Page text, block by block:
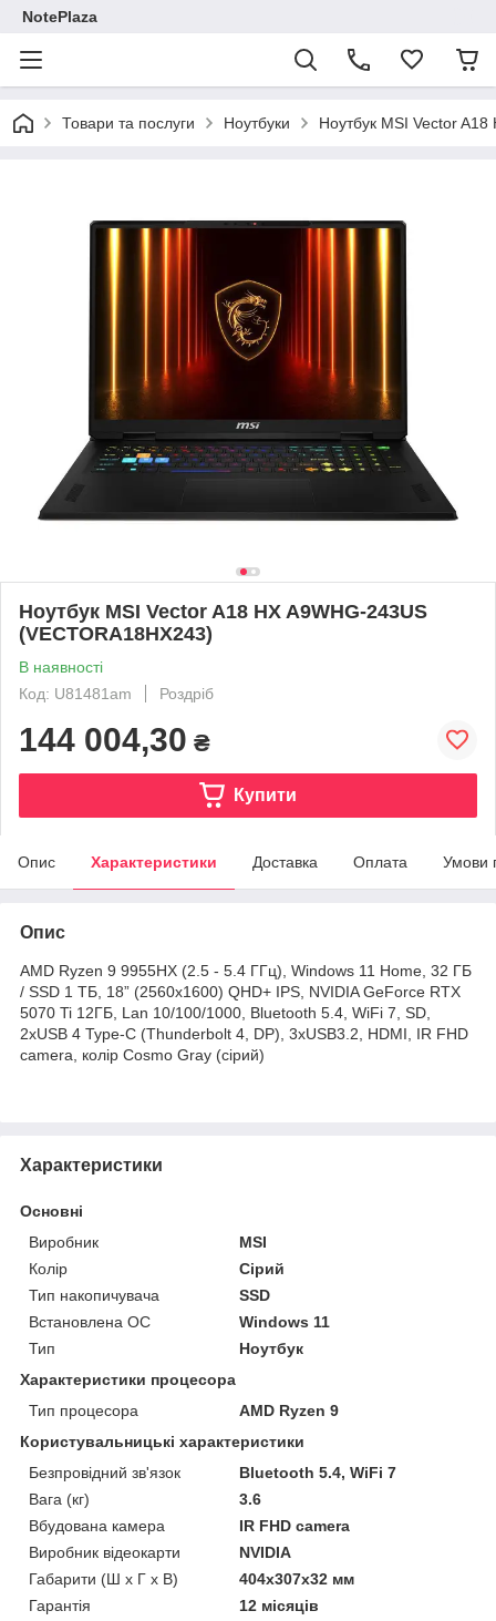
NotePlaza
Товари та послуги Ноутбуки Ноутбук MSI Vector
Ноутбук MSI Vector A18 HX A9WHG-243US
(VECTORA18HX243)
В наявності
Код: U81481am
Роздріб
144 004,30 ₴
Купити
Опис Характеристики Доставка Оплата Умови
Опис
AMD Ryzen 9 9955HX (2.5 - 5.4 ГГц), Windows 11 Home, 32 ГБ
/ SSD 1 ТБ, 18” (2560x1600) QHD+ IPS, NVIDIA GeForce RTX
5070 Ti 12ГБ, Lan 10/100/1000, Bluetooth 5.4, WiFi 7, SD,
2xUSB 4 Type-C (Thunderbolt 4, DP), 3xUSB3.2, HDMI, IR FHD
camera, колір Cosmo Gray (сірий)
Характеристики
Основні
Виробник
MSI
Колір
Сірий
Тип накопичувача
SSD
Встановлена ОС
Windows 11
Тип
Ноутбук
Характеристики процесора
Тип процесора
AMD Ryzen 9
Користувальницькі характеристики
Безпровідний зв'язок
Bluetooth 5.4, WiFi 7
Вага (кг)
3.6
Вбудована камера
IR FHD camera
Виробник відеокарти
NVIDIA
Габарити (Ш х Г х В)
404x307x32 мм
Гарантія
12 місяців